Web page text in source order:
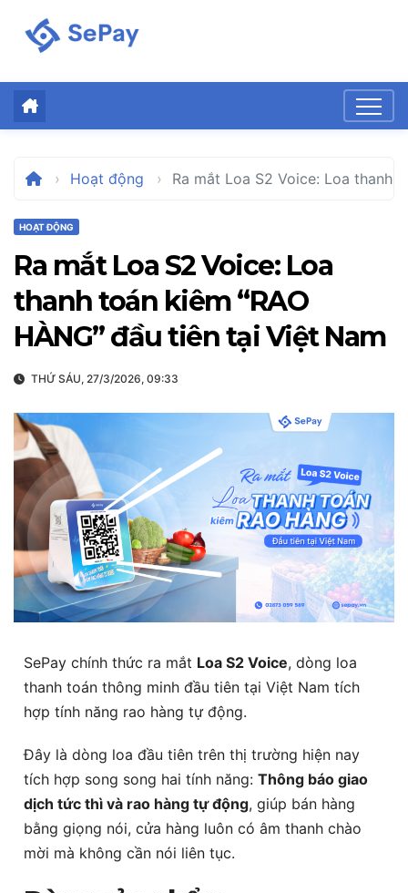
Hoạt động Ra mắt Loa S2 Voice: Loa thanh
HOẠT ĐỘNG
Ra mắt Loa S2 Voice: Loa
thanh toán kiêm “RAO
HÀNG” đầu tiên tại Việt Nam
THỨ SÁU, 27/3/2026, 09:33
SePay chính thức ra mắt Loa S2 Voice, dòng loa
thanh toán thông minh đầu tiên tại Việt Nam tích
hợp tính năng rao hàng tự động.
Đây là dòng loa đầu tiên trên thị trường hiện nay
tích hợp song song hai tính năng:Thông báo giao
dịch tức thì và rao hàng tự động, giúp bán hàng
bằng giọng nói, cửa hàng luôn có âm thanh chào
mời mà không cần nói liên tục.